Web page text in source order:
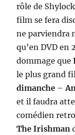
rôle de
film se fera
ne parviendra
qu’en DVD en
dommage que
le plus grand
dimanche –
et il faudra
comédien
The Irishman